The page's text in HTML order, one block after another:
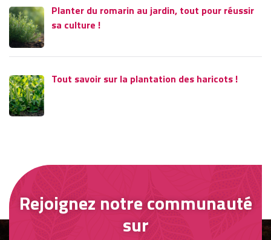
Planter du romarin au jardin, tout pour réussir
sa culture !
Tout savoir sur la plantation des haricots !
Rejoignez notre communauté
sur